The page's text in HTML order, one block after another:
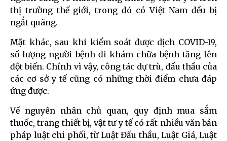
thị trường thế giới, trong đó có Việt Nam đều bị
ngắt quãng.
Mặt khác, sau khi kiểm soát được dịch COVID-19,
số lượng người bệnh đi khám chữa bệnh tăng lên
đột biến. Chính vì vậy, công tác dự trù, đấu thầu của
các cơ sở y tế cũng có những thời điểm chưa đáp
ứng được.
Về nguyên nhân chủ quan, quy định mua sắm
thuốc, trang thiết bị, vật tư y tế có rất nhiều văn bản
pháp luật chi phối, từ Luật Đấu thầu, Luật Giá, Luật